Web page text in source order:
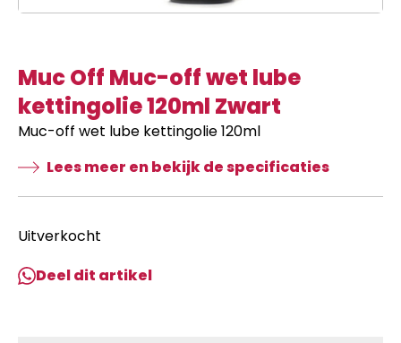
Muc Off Muc-off wet lube
kettingolie 120ml Zwart
Muc-off wet lube kettingolie 120ml
Lees meer en bekijk de specificaties
Uitverkocht
Deel dit artikel